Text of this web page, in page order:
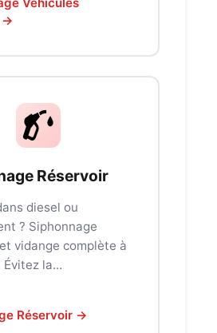
→
Réservoir
diesel ou
? Siphonnage
vidange complète à
la...
Réservoir →